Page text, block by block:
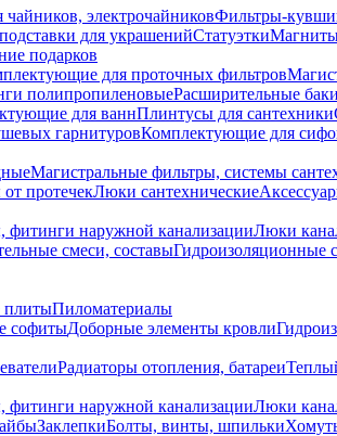
чайников, электрочайниковФильтры-
для украшенийСтатуэтки
подарков
для проточных фильтров
полипропиленовыеРасширительные
для ваннПлинтусы для сантехники
гарнитуровКомплектующие для
Магистральные фильтры, системы
протечекЛюки сантехнические
фитинги наружной канализацииЛюки
смеси, составыГидроизоляционные
плитыПиломатериалы
софитыДоборные элементы кровли
Радиаторы отопления, батареи
фитинги наружной канализацииЛюки
ЗаклепкиБолты, винты, шпильки